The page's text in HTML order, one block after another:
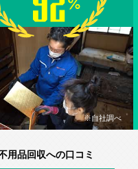
※自社調べ
用品回収への口コミ